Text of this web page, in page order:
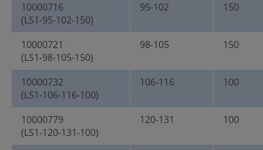
10000716
(LS1-95-102-150)
95-102 150
10000721
(LS1-98-105-150)
98-105 150
10000732
(LS1-106-116-100)
106-116 100
10000779
(LS1-120-131-100)
120-131 100